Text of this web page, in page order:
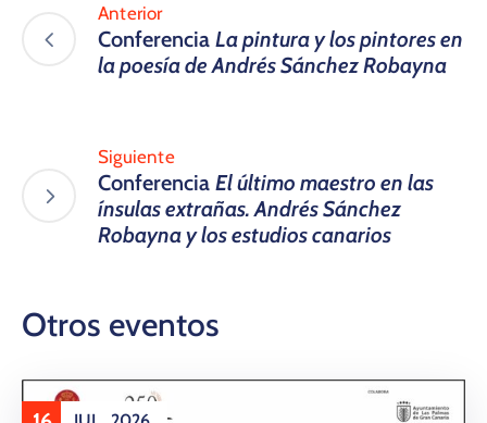
Anterior
Conferencia La pintura y los pintores en
la poesía de Andrés Sánchez Robayna
Siguiente
Conferencia El último maestro en las
ínsulas extrañas. Andrés Sánchez
Robayna y los estudios canarios
Otros eventos